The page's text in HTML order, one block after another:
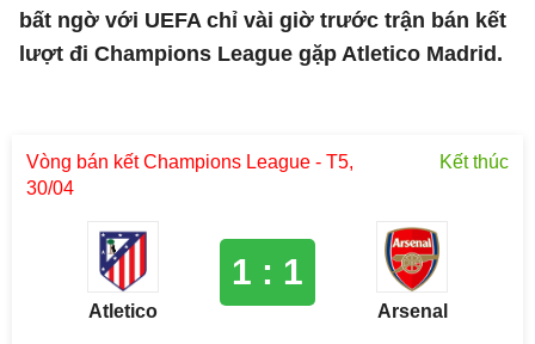
bất ngờ với UEFA chỉ vài giờ trước trận bán kết
lượt đi Champions League gặp Atletico Madrid.